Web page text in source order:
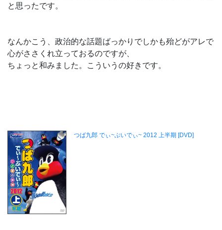
と思ったです。
なんかこう、政治的な話題ばっかりでしかも殆どがアレで
心がささくれ立っておるのですが、
ちょっと和みました。こういうの好きです。